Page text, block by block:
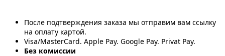
После подтверждения заказа мы отправим вам ссылку
на оплату картой.
Visa/MasterCard. Apple Pay. Google Pay. Privat Pay.
Без комиссии